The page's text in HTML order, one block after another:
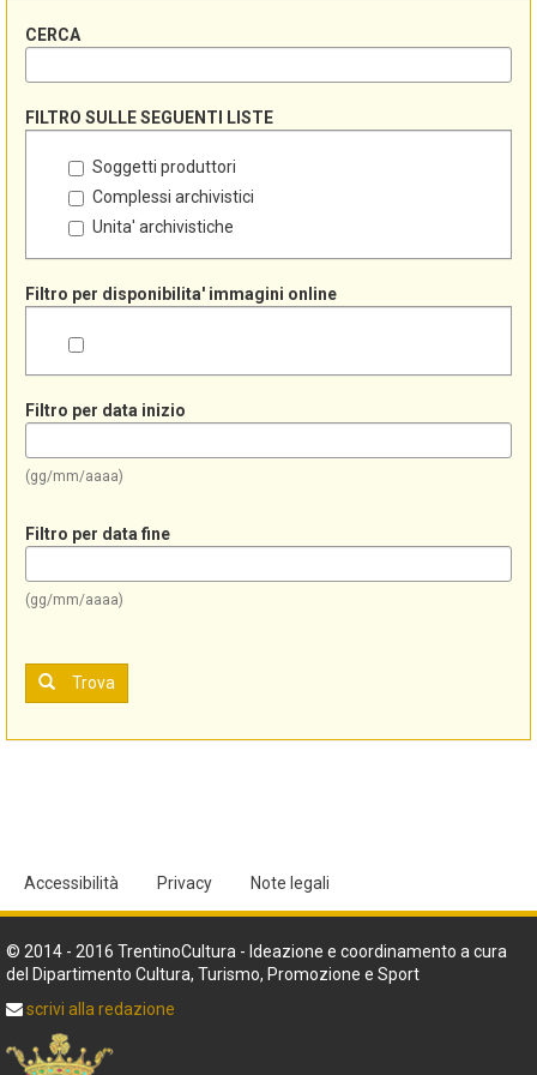
CERCA
FILTRO SULLE SEGUENTI LISTE
Soggetti produttori
Complessi archivistici
Unita' archivistiche
Filtro per disponibilita' immagini online
Filtro per data inizio
(gg/mm/aaaa)
Filtro per data fine
(gg/mm/aaaa)
Trova
Accessibilità Privacy Note legali
© 2014 - 2016 TrentinoCultura - Ideazione e coordinamento a cura
del Dipartimento Cultura, Turismo, Promozione e Sport
scrivi alla redazione